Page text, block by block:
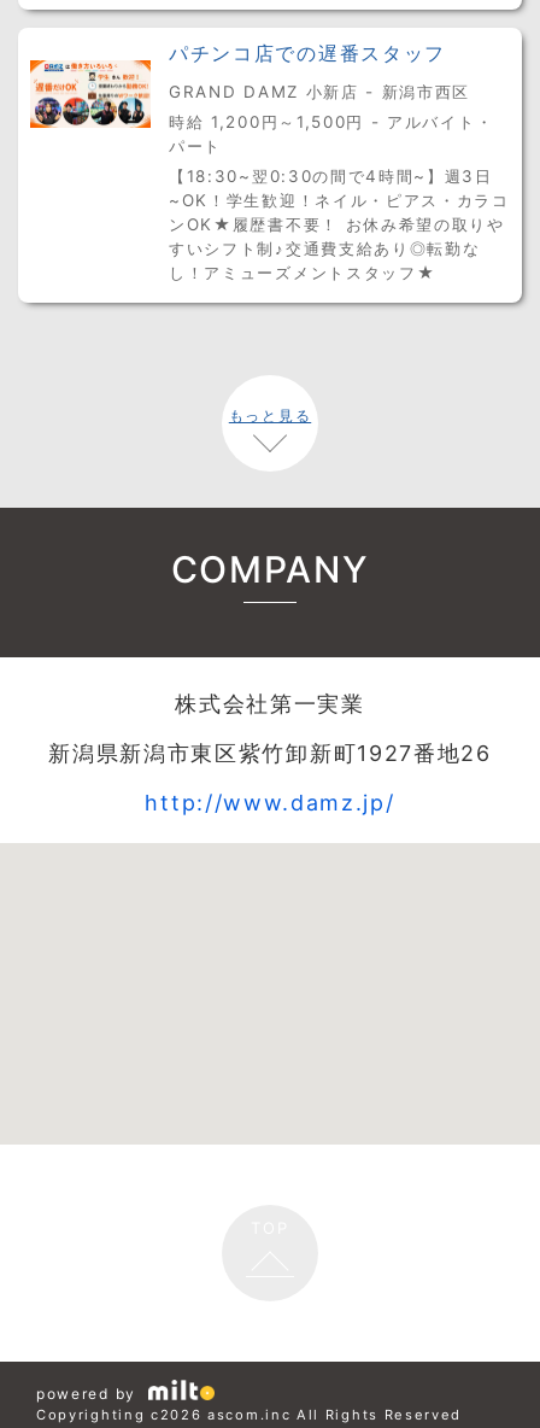
パチンコ店での遅番スタッフ
GRAND DAMZ 小新店 - 新潟市西区
時給 1,200円～1,500円 - アルバイト・
パート
【18:30~翌0:30の間で4時間~】週3日
~OK！学生歓迎！ネイル・ピアス・カラコ
ンOK★履歴書不要！ お休み希望の取りや
すいシフト制♪交通費支給あり◎転勤な
し！アミューズメントスタッフ★
もっと見る
COMPANY
株式会社第一実業
新潟県新潟市東区紫竹卸新町1927番地26
http://www.damz.jp/
powered by
Copyrighting c2026 ascom.inc All Rights Reserved